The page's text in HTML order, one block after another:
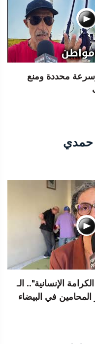
وسرعة محددة ومنع
حمدي
الإنسانية".. الـ